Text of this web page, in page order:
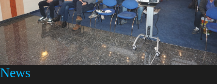
News